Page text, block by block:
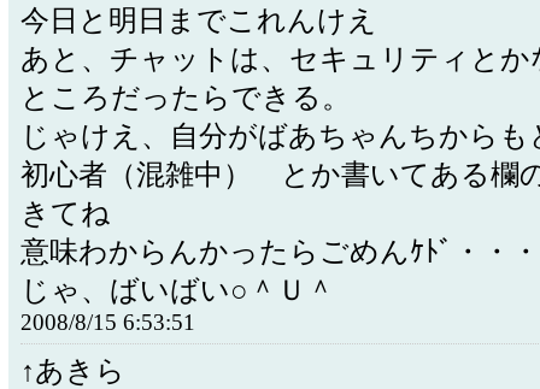
今日と明日までこれんけえ
あと、チャットは、セキュリティとか
ところだったらできる。
じゃけえ、自分がばあちゃんちからも
初心者（混雑中） とか書いてある欄
きてね
意味わからんかったらごめんｹﾄﾞ・・
じゃ、ばいばい○＾Ｕ＾
2008/8/15 6:53:51
↑あきら